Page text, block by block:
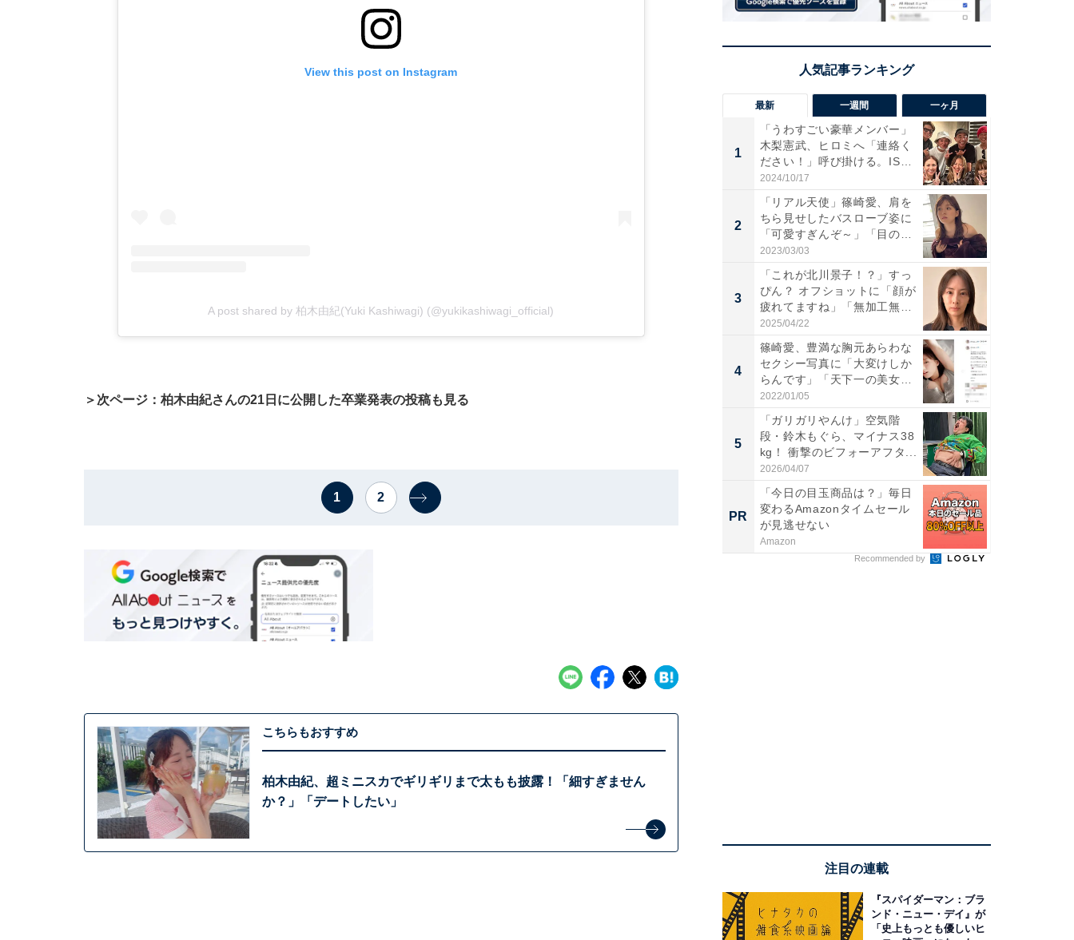
View this post on Instagram
A post shared by 柏木由紀(Yuki Kashiwagi) (@yukikashiwagi_official)
＞次ページ：柏木由紀さんの21日に公開した卒業発表の投稿も見る
1 2
こちらもおすすめ
柏木由紀、超ミニスカでギリギリまで太もも披露！「細すぎません
か？」「デートしたい」
最新 一週間 一ヶ月
1
「うわすごい豪華メンバー」
木梨憲武、ヒロミへ「連絡く
ださい！」呼び掛ける。IS
S...
2024/10/17
2
「リアル天使」篠崎愛、肩を
ちら見せしたバスローブ姿に
「可愛すぎんぞ～」「目の表
情...
2023/03/03
3
「これが北川景子！？」すっ
ぴん？ オフショットに「顔が
疲れてますね」「無加工無
表...
2025/04/22
4
篠崎愛、豊満な胸元あらわな
セクシー写真に「大変けしか
らんです」「天下一の美女で
す...
2022/01/05
5
「ガリガリやんけ」空気階
段・鈴木もぐら、マイナス38
kg！ 衝撃のビフォーアフタ...
2026/04/07
PR
「今日の目玉商品は？」毎日
変わるAmazonタイムセール
が見逃せない
Amazon
Recommended by
注目の連載
『スパイダーマン：ブラ
ンド・ニュー・デイ』が
「史上もっとも優しいヒ